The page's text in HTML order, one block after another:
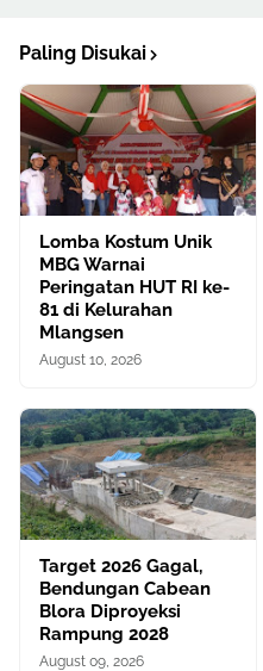
Paling Disukai
Lomba Kostum Unik
MBG Warnai
Peringatan HUT RI ke-
81 di Kelurahan
Mlangsen
August 10, 2026
Target 2026 Gagal,
Bendungan Cabean
Blora Diproyeksi
Rampung 2028
August 09, 2026